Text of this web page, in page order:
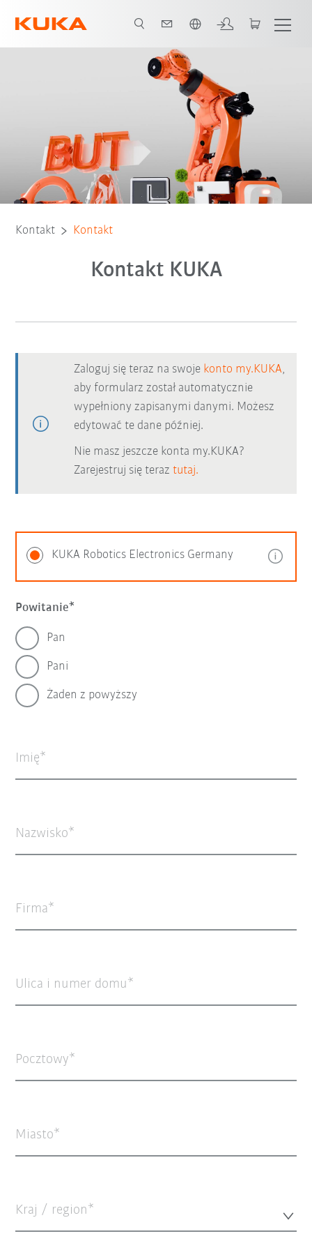
Kontakt Kontakt
Kontakt KUKA
Zaloguj się teraz na swoje konto my.KUKA,
aby formularz został automatycznie
wypełniony zapisanymi danymi. Możesz
edytować te dane później.
Nie masz jeszcze konta my.KUKA?
Zarejestruj się teraztutaj.
KUKA Robotics Electronics Germany
Powitanie
Pan
Pani
Żaden z powyższy
Imię
Nazwisko
Firma
Ulica i numer domu
Pocztowy
Miasto
Kraj / region*